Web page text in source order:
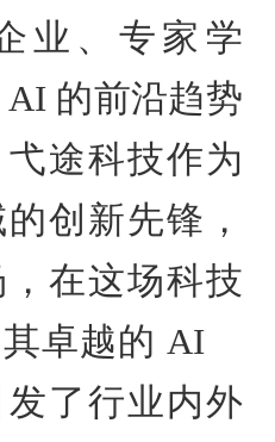
业、专家学
的前沿趋势
途科技作为
创新先锋，
在这场科技
其卓越的 AI
了行业内外